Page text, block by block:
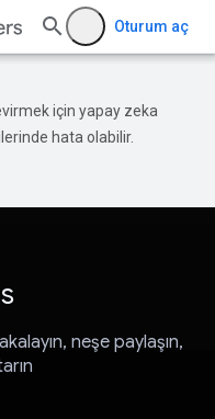
Oturum aç
için yapay zeka
hata olabilir.
neşe paylaşın,